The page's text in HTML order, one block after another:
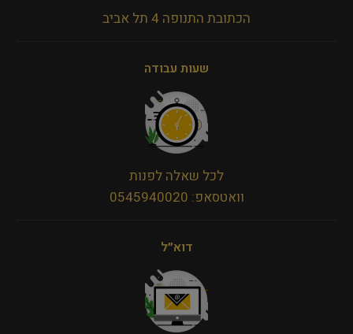
הכתובת התנופה 4 תל אביב
שעות עבודה
לכל שאלה לפנות
וואטסאפ: 0545940020
דוא״ל